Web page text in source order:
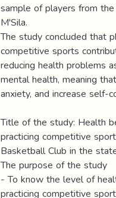
sample of players from
M'Sila.
The study concluded that
competitive sports
reducing health problems
mental health, meaning
anxiety, and increase self-
Title of the study: Health
practicing competitive
Basketball Club in the
The purpose of the study
- To know the level of
practicing competitive